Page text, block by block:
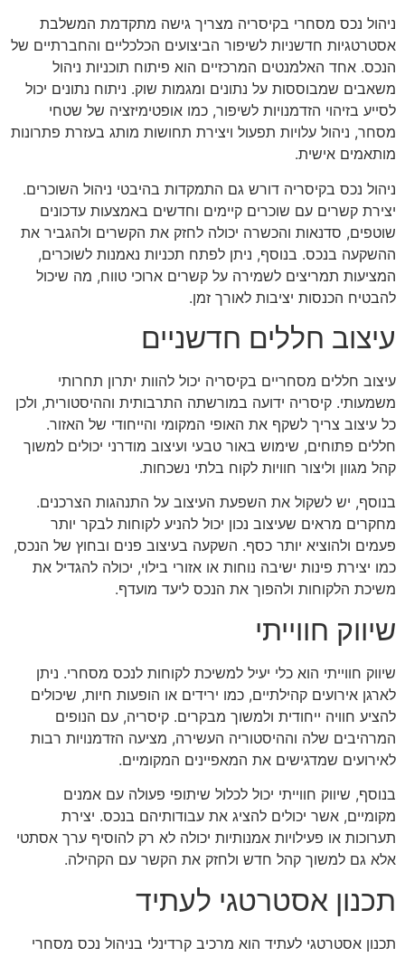
ניהול נכס מסחרי בקיסריה מצריך גישה מתקדמת המשלבת
אסטרטגיות חדשניות לשיפור הביצועים הכלכליים והחברתיים של
הנכס. אחד האלמנטים המרכזיים הוא פיתוח תוכניות ניהול
משאבים שמבוססות על נתונים ומגמות שוק. ניתוח נתונים יכול
לסייע בזיהוי הזדמנויות לשיפור, כמו אופטימיזציה של שטחי
מסחר, ניהול עלויות תפעול ויצירת תחושות מותג בעזרת פתרונות
מותאמים אישית.
ניהול נכס בקיסריה דורש גם התמקדות בהיבטי ניהול השוכרים.
יצירת קשרים עם שוכרים קיימים וחדשים באמצעות עדכונים
שוטפים, סדנאות והכשרה יכולה לחזק את הקשרים ולהגביר את
ההשקעה בנכס. בנוסף, ניתן לפתח תכניות נאמנות לשוכרים,
המציעות תמריצים לשמירה על קשרים ארוכי טווח, מה שיכול
להבטיח הכנסות יציבות לאורך זמן.
עיצוב חללים חדשניים
עיצוב חללים מסחריים בקיסריה יכול להוות יתרון תחרותי
משמעותי. קיסריה ידועה במורשתה התרבותית וההיסטורית, ולכן
כל עיצוב צריך לשקף את האופי המקומי והייחודי של האזור.
חללים פתוחים, שימוש באור טבעי ועיצוב מודרני יכולים למשוך
קהל מגוון וליצור חוויות לקוח בלתי נשכחות.
בנוסף, יש לשקול את השפעת העיצוב על התנהגות הצרכנים.
מחקרים מראים שעיצוב נכון יכול להניע לקוחות לבקר יותר
פעמים ולהוציא יותר כסף. השקעה בעיצוב פנים ובחוץ של הנכס,
כמו יצירת פינות ישיבה נוחות או אזורי בילוי, יכולה להגדיל את
משיכת הלקוחות ולהפוך את הנכס ליעד מועדף.
שיווק חווייתי
שיווק חווייתי הוא כלי יעיל למשיכת לקוחות לנכס מסחרי. ניתן
לארגן אירועים קהילתיים, כמו ירידים או הופעות חיות, שיכולים
להציע חוויה ייחודית ולמשוך מבקרים. קיסריה, עם הנופים
המרהיבים שלה וההיסטוריה העשירה, מציעה הזדמנויות רבות
לאירועים שמדגישים את המאפיינים המקומיים.
בנוסף, שיווק חווייתי יכול לכלול שיתופי פעולה עם אמנים
מקומיים, אשר יכולים להציג את עבודותיהם בנכס. יצירת
תערוכות או פעילויות אמנותיות יכולה לא רק להוסיף ערך אסתטי
אלא גם למשוך קהל חדש ולחזק את הקשר עם הקהילה.
תכנון אסטרטגי לעתיד
תכנון אסטרטגי לעתיד הוא מרכיב קרדינלי בניהול נכס מסחרי